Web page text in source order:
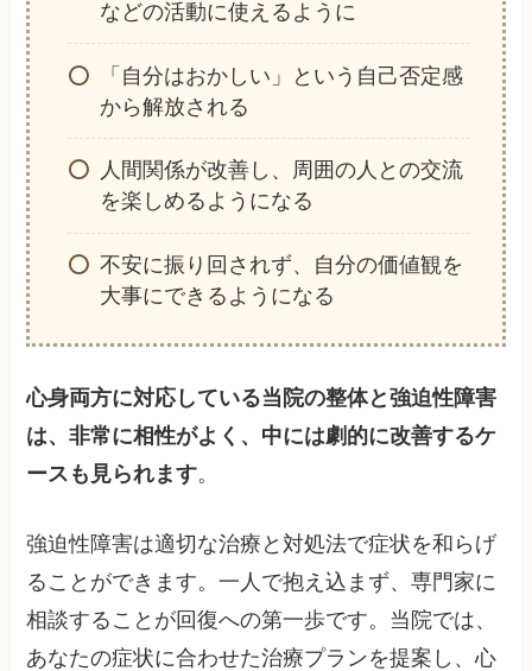
などの活動に使えるように
「自分はおかしい」という自己否定感
から解放される
人間関係が改善し、周囲の人との交流
を楽しめるようになる
不安に振り回されず、自分の価値観を
大事にできるようになる
心身両方に対応している当院の整体と強迫性障害
は、非常に相性がよく、中には劇的に改善するケ
ースも見られます。
強迫性障害は適切な治療と対処法で症状を和らげ
ることができます。一人で抱え込まず、専門家に
相談することが回復への第一歩です。当院では、
あなたの症状に合わせた治療プランを提案し、心